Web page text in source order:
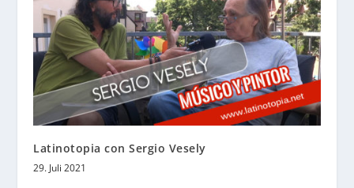
Latinotopia con Sergio Vesely
29. Juli 2021